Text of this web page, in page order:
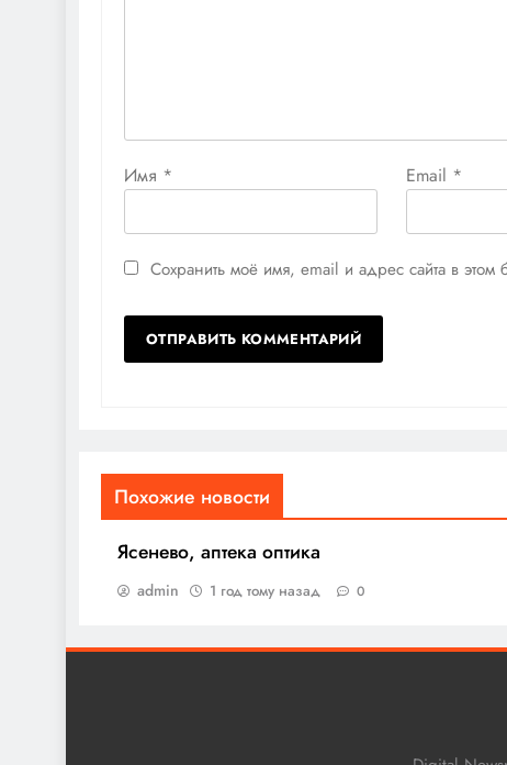
Имя * Email *
Сохранить моё имя, email и адрес сайта в
Похожие новости
Ясенево, аптека оптика
admin 1 год тому назад 0